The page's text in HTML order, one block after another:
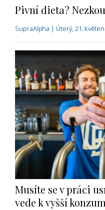
Pivní dieta?
SupraAlpha | Úterý, 21.
Musíte se v práci
vede k vyšší